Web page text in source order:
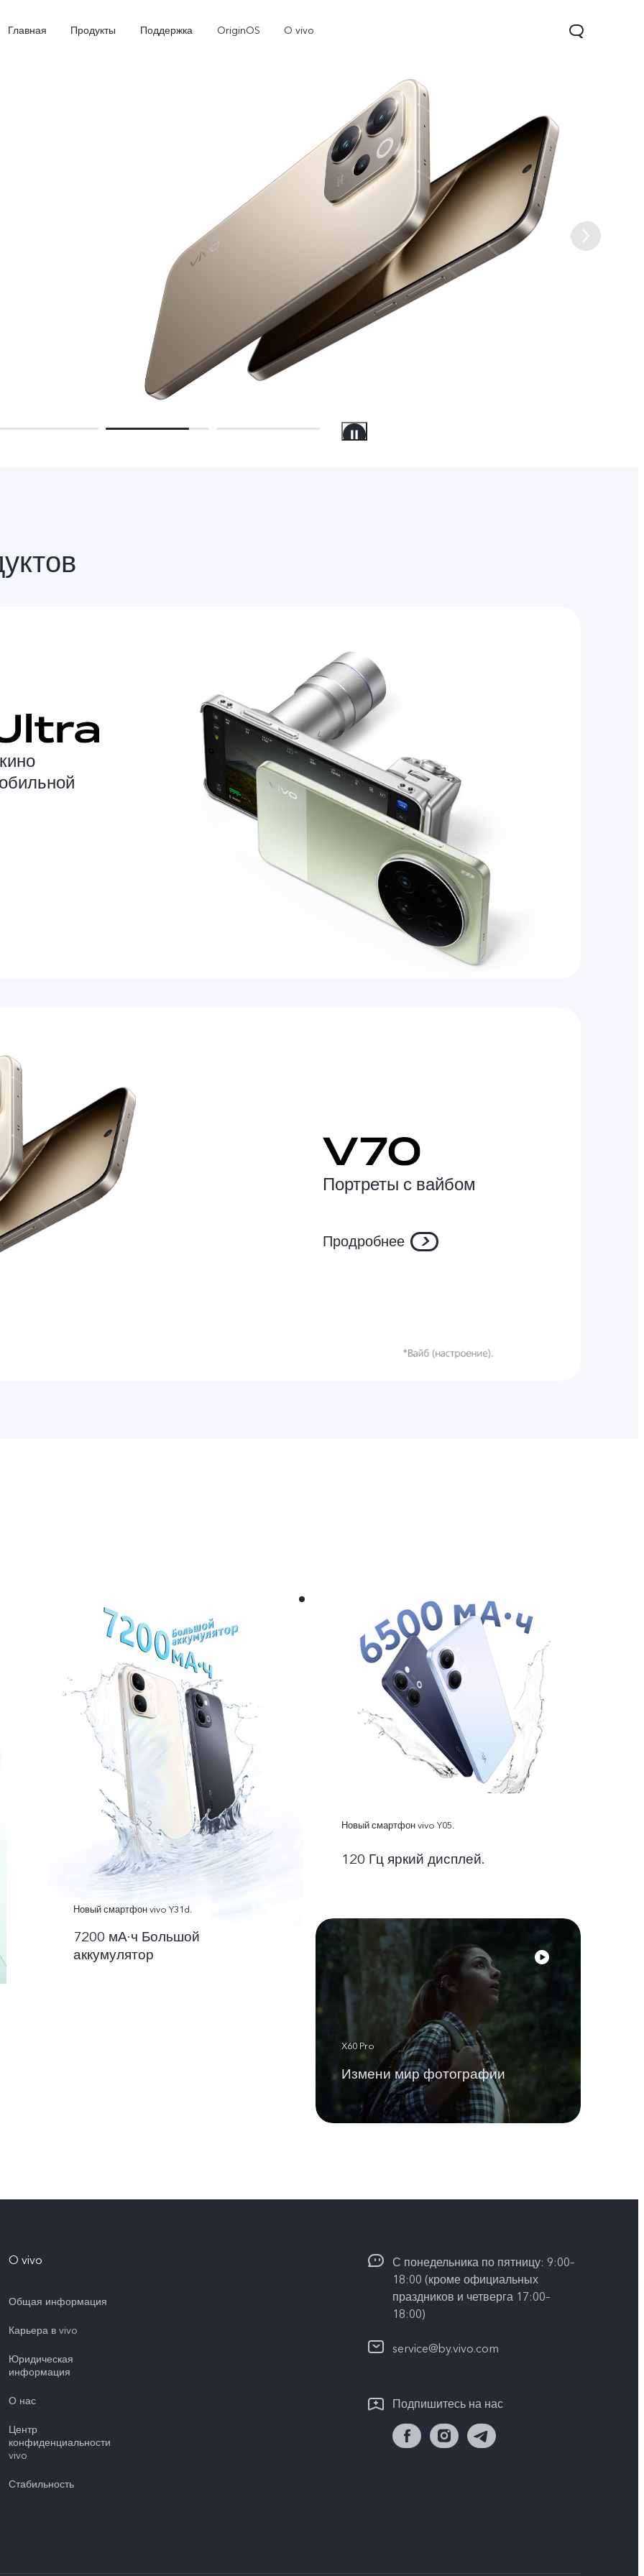
Главная Продукты Поддержка OriginOS O vivo
X300 FE Y31d Новинка
Портреты с вайбом
Продробнее
Новый смартфон vivo Y31d.
7200 мА·ч Большой
аккумулятор
Новый смартфон vivo Y05.
120 Гц яркий дисплей.
X60 Pro
Измени мир фотографии
O vivo
Общая информация
Карьера в vivo
Юридическая
информация
О нас
Центр
конфиденциальности
vivo
Стабильность
С понедельника по пятницу: 9:00–
18:00 (кроме официальных
праздников и четверга 17:00–
18:00)
service@by.vivo.com
Подпишитесь на нас